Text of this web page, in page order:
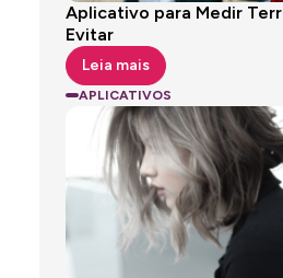
Aplicativo para Medir
Evitar
Leia mais
APLICATIVOS